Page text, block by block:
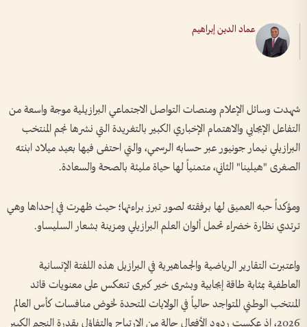
عماد الدين إبراهيم
شهدت وسائل الإعلام ومنصات التواصل الاجتماعي البرازيلية موجة واسعة من
التفاعل الإيجابي والاهتمام الإخباري الكبير بالتغريدة التي نشرها نجم المنتخب
البرازيلي نيمار جونيور عبر حسابه الرسمي، والتي احتفى فيها بعيد ميلاد ابنته
الصغرى "هيلينا" الثاني، متمنياً لها حياة مليئة بالصحة والسعادة.
ومؤكداً حبه العميق لها برفقته لصور تبرز براءتها؛ حيث ظهرت في إحداها وهي
ترتدي نظارة خضراء تحمل ألوان العلم البرازيلي ومزينة بشعار السليساو.
واعتبرت التقارير الرياضية والجماهيرية في البرازيل هذه اللفتة الإنسانية
العاطفية بمثابة طاقة إيجابية وبشرى خير كبرى تنعكس على معنويات قائد
المنتخب الوطني المتواجد حالياً في الولايات المتحدة لخوض منافسات كأس العالم
2026، إذ عكست ردود الأفعال حالة من الارتياح والتفاؤل بقدرة النجم الكبير